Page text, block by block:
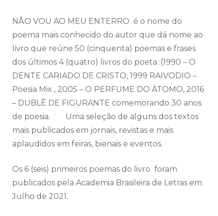
NÃO VOU AO MEU ENTERRO é o nome do
poema mais conhecido do autor que dá nome ao
livro que reúne 50 (cinquenta) poemas e frases
dos últimos 4 (quatro) livros do poeta :(1990 – O
DENTE CARIADO DE CRISTO, 1999 RAIVODIO –
Poesia Mix , 2005 – O PERFUME DO ÁTOMO, 2016
– DUBLÊ DE FIGURANTE comemorando 30 anos
de poesia. Uma seleção de alguns dos textos
mais publicados em jornais, revistas e mais
aplaudidos em feiras, bienais e eventos.
Os 6 (seis) primeiros poemas do livro foram
publicados pela Academia Brasileira de Letras em
Julho de 2021.